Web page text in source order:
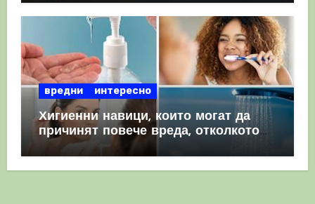
вредни интересно
Хигиенни навици, които могат да
причинят повече вреда, отколкото
полза